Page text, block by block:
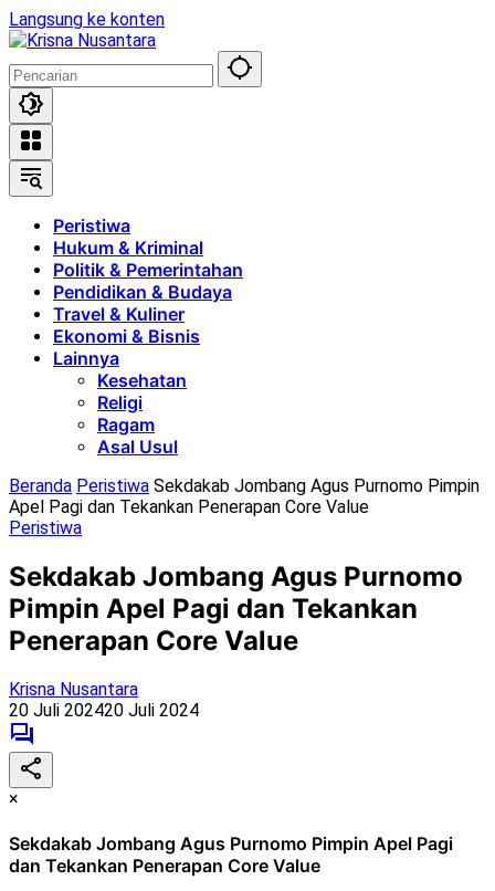
Langsung ke konten
Peristiwa
Hukum & Kriminal
Politik & Pemerintahan
Pendidikan & Budaya
Travel & Kuliner
Ekonomi & Bisnis
Lainnya
Kesehatan
Religi
Ragam
Asal Usul
Beranda Peristiwa Sekdakab Jombang Agus Purnomo Pimpin
Apel Pagi dan Tekankan Penerapan Core Value
Peristiwa
Sekdakab Jombang Agus Purnomo
Pimpin Apel Pagi dan Tekankan
Penerapan Core Value
Krisna Nusantara
20 Juli 202420 Juli 2024
×
Sekdakab Jombang Agus Purnomo Pimpin Apel Pagi
dan Tekankan Penerapan Core Value